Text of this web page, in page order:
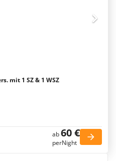
mit 1 SZ & 1 WSZ
ab60 €
perNight